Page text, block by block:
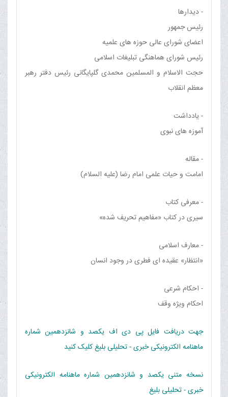
- دیدارها
رئیس جمهور
اعضای شورای عالی حوزه های علمیه
رئیس شورای هماهنگی تبلیغات اسلامی
حجت الاسلام و المسلمین محمدی گلپایگانی رئیس دفتر رهبر
معظم انقلاب
- یادداشت
آموزه های نبوی
- مقاله
امامت و حیات علمی امام رضا (علیه السلام)
- معرفی کتاب
سیری در کتاب «مفاهیم تحریف شده»
- معارف اسلامی
«انتظار» عقیده ای فطری در وجود انسان
- احکام شرعی
احکام ویژه وقف
جهت دریافت فایل پی دی اف یکصد و شانزدهمین شماره
ماهنامه الکترونیکی خبری - تحلیلی بلیغ کلیک کنید
نسخه متنی یکصد و شانزدهمین شماره ماهنامه الکترونیکی
خبری - تحلیلی بلیغ